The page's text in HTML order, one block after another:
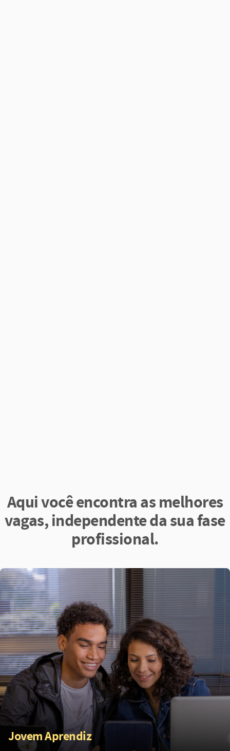
Aqui você encontra as melhores
vagas, independente da sua fase
profissional.
Jovem Aprendiz